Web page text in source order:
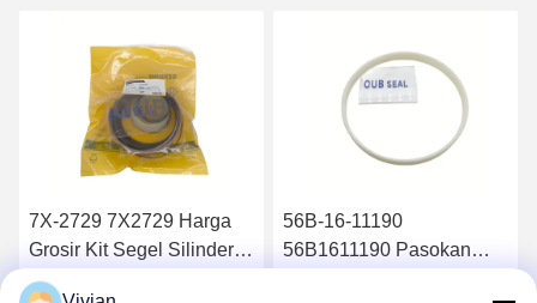
7X-2729 7X2729 Harga
Grosir Kit Segel Silinder
Hidraulik 826B
56B-16-11190
56B1611190 Pasokan